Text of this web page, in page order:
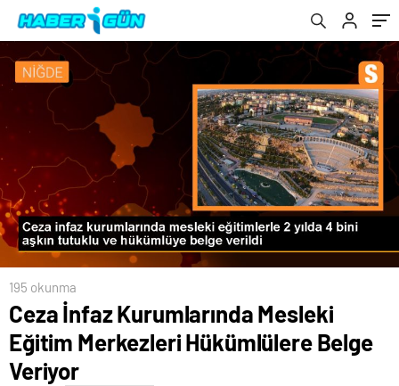
195 okunma
Ceza İnfaz Kurumlarında Mesleki
Eğitim Merkezleri Hükümlülere Belge
Veriyor